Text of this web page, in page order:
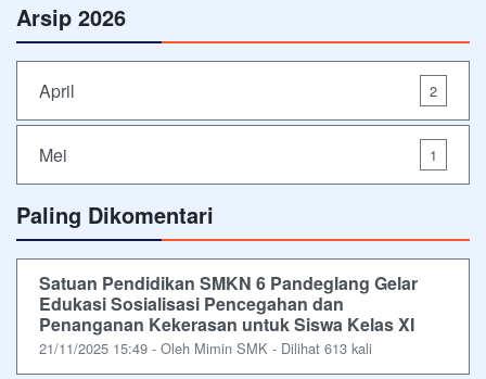
Arsip 2026
April 2
Mei 1
Paling Dikomentari
Satuan Pendidikan SMKN 6 Pandeglang Gelar
Edukasi Sosialisasi Pencegahan dan
Penanganan Kekerasan untuk Siswa Kelas XI
21/11/2025 15:49 - Oleh Mimin SMK - Dilihat 613 kali